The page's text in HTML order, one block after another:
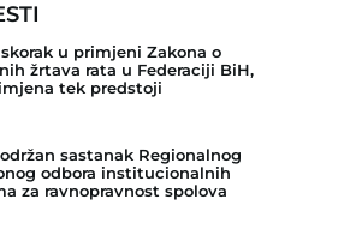
u primjeni Zakona o
žrtava rata u Federaciji BiH,
tek predstoji
sastanak Regionalnog
odbora institucionalnih
za ravnopravnost spolova